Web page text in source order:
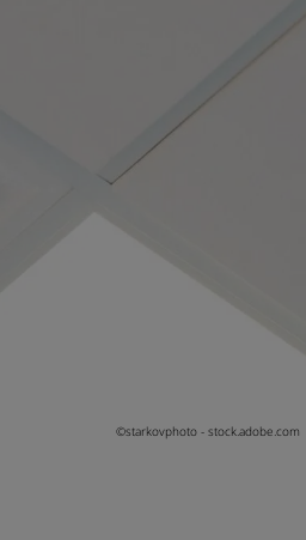
©starkovphoto - stock.adobe.com